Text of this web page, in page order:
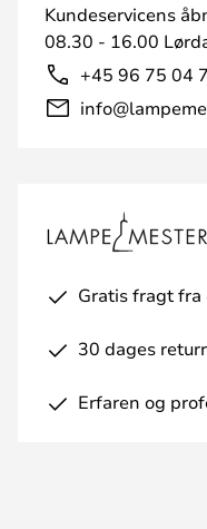
Kundeservicens
08.30 - 16.00
+45 96 75 04
Gratis fragt fra
30 dages
Erfaren og